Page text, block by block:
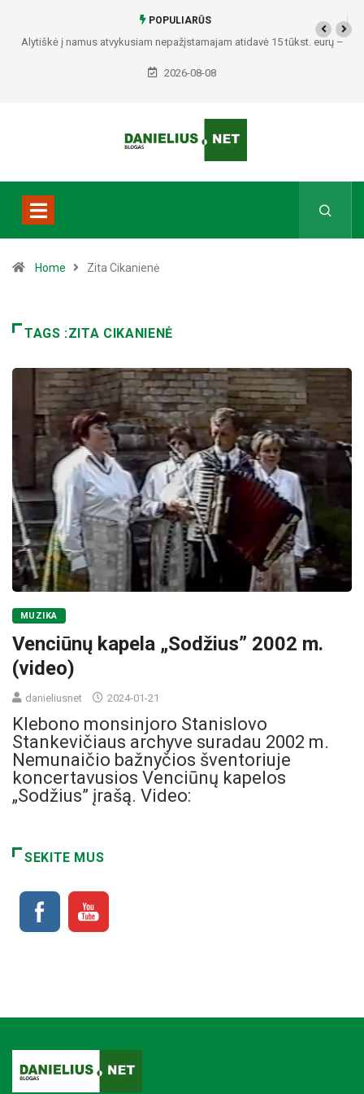
POPULIARŪS
Alytiškė į namus atvykusiam nepažįstamajam atidavė 15 tūkst. eurų –
policija pradėjo tyrimą
2026-08-08
Home Zita Cikanienė
TAGS :ZITA CIKANIENĖ
MUZIKA
Venciūnų kapela „Sodžius” 2002 m.
(video)
danieliusnet 2024-01-21
Klebono monsinjoro Stanislovo
Stankevičiaus archyve suradau 2002 m.
Nemunaičio bažnyčios šventoriuje
koncertavusios Venciūnų kapelos
„Sodžius” įrašą. Video:
SEKITE MUS